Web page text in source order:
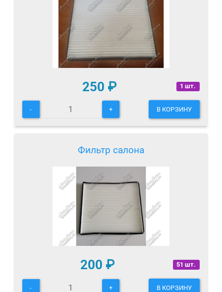
1 шт.
250 ₽
- + В КОРЗИНУ
Фильтр салона
51 шт.
200 ₽
- + В КОРЗИНУ